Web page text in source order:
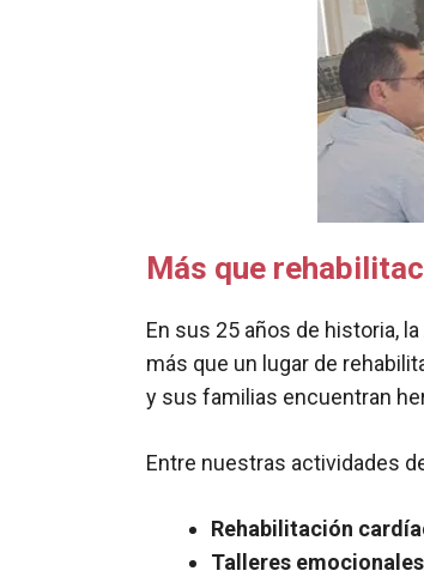
Más que
En sus 25 años de historia,
más que un lugar de
y sus familias encuentran
Entre nuestras actividades
Rehabilitación
Talleres emocionales